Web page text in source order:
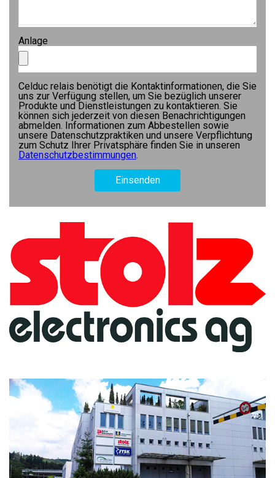
Anlage
Celduc relais benötigt die Kontaktinformationen, die Sie
uns zur Verfügung stellen, um Sie bezüglich unserer
Produkte und Dienstleistungen zu kontaktieren. Sie
können sich jederzeit von diesen Benachrichtigungen
abmelden. Informationen zum Abbestellen sowie
unsere Datenschutzpraktiken und unsere Verpflichtung
zum Schutz Ihrer Privatsphäre finden Sie in unseren
Datenschutzbestimmungen.